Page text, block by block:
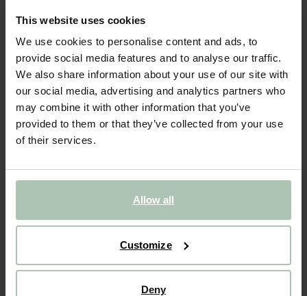
This website uses cookies
We use cookies to personalise content and ads, to
provide social media features and to analyse our traffic.
We also share information about your use of our site with
our social media, advertising and analytics partners who
may combine it with other information that you’ve
provided to them or that they’ve collected from your use
of their services.
Allow all
Customize
Deny
Couleurs
Taille sélectionnée: Onesize
Livraison dans: 1–2 jours ouvrés
AJOUTER AU PANIER